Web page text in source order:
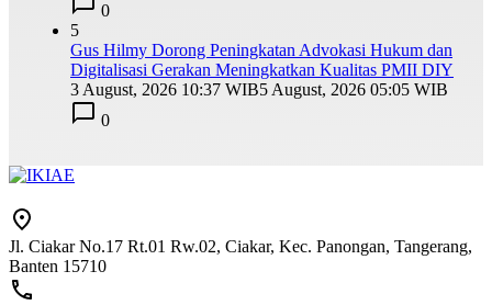
0
5
Gus Hilmy Dorong Peningkatan Advokasi Hukum dan
Digitalisasi Gerakan Meningkatkan Kualitas PMII DIY
3 August, 2026 10:37 WIB5 August, 2026 05:05 WIB
0
Jl. Ciakar No.17 Rt.01 Rw.02, Ciakar, Kec. Panongan, Tangerang,
Banten 15710